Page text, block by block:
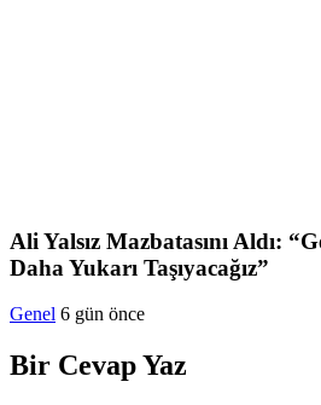
Ali Yalsız Mazbatasını Aldı:
Daha Yukarı Taşıyacağız”
Genel 6 gün önce
Bir Cevap Yaz